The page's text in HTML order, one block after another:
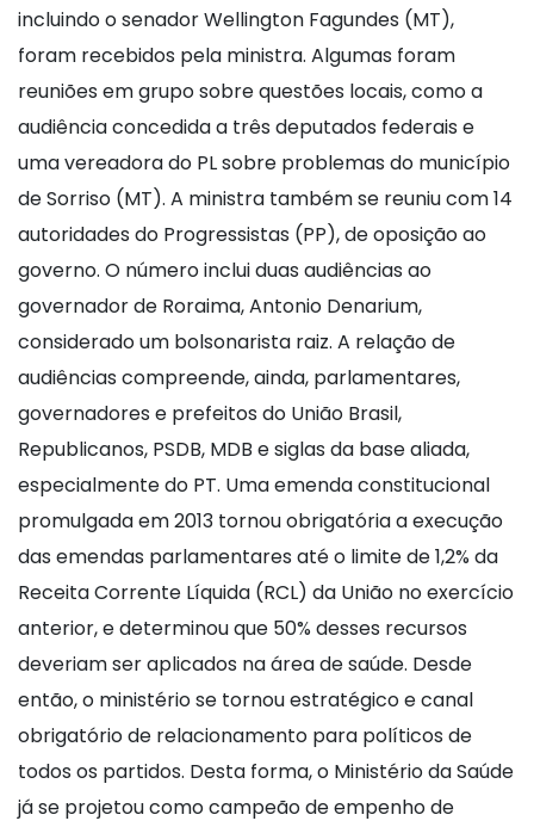
incluindo o senador Wellington Fagundes (MT),
foram recebidos pela ministra. Algumas foram
reuniões em grupo sobre questões locais, como a
audiência concedida a três deputados federais e
uma vereadora do PL sobre problemas do município
de Sorriso (MT). A ministra também se reuniu com 14
autoridades do Progressistas (PP), de oposição ao
governo. O número inclui duas audiências ao
governador de Roraima, Antonio Denarium,
considerado um bolsonarista raiz. A relação de
audiências compreende, ainda, parlamentares,
governadores e prefeitos do União Brasil,
Republicanos, PSDB, MDB e siglas da base aliada,
especialmente do PT. Uma emenda constitucional
promulgada em 2013 tornou obrigatória a execução
das emendas parlamentares até o limite de 1,2% da
Receita Corrente Líquida (RCL) da União no exercício
anterior, e determinou que 50% desses recursos
deveriam ser aplicados na área de saúde. Desde
então, o ministério se tornou estratégico e canal
obrigatório de relacionamento para políticos de
todos os partidos. Desta forma, o Ministério da Saúde
já se projetou como campeão de empenho de